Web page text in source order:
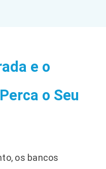
e o
o Seu
os bancos